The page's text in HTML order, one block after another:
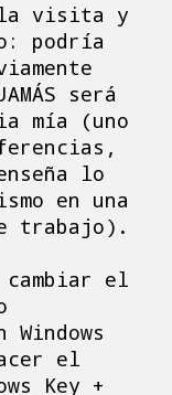
la visita y
podría
será
mía (uno
lo
en una
trabajo).
cambiar el
el
Key +